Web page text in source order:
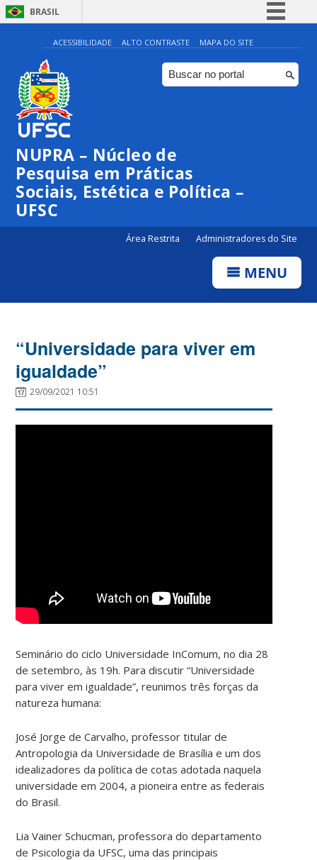
BRASIL
Simplifique!
Comunica BR
Participe
ACESSIBILIDADE ALTO CONTRASTE MAPA DO SITE
NUPRA – Núcleo de
Pesquisa em Práticas
Sociais, Estética e Política –
UFSC
Área Restrita Administradores do Site
MENU
“Universidade para viver em
igualdade”
29/09/2021 10:51
Seminário do ciclo Universidade InComum, no dia 28
de setembro, às 19h. Para discutir “Universidade
para viver em igualdade”, reunimos três forças da
natureza humana:
José Jorge de Carvalho, professor titular de
Antropologia da Universidade de Brasília e um dos
idealizadores da política de cotas adotada naquela
universidade em 2004, a pioneira entre as federais
do Brasil.
Lia Vainer Schucman, professora do departamento
de Psicologia da UFSC, uma das principais